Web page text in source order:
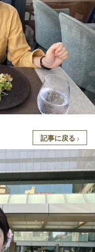
記事に戻る